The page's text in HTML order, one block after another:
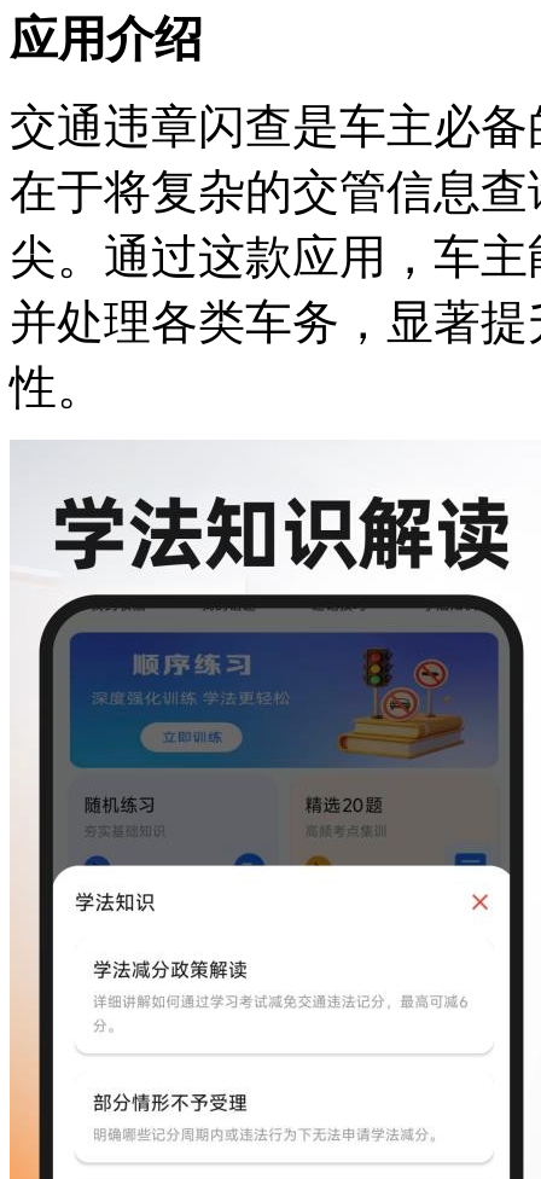
应用介绍
交通违章闪查是车主必
在于将复杂的交管信息
尖。通过这款应用，车
并处理各类车务，显著
性。